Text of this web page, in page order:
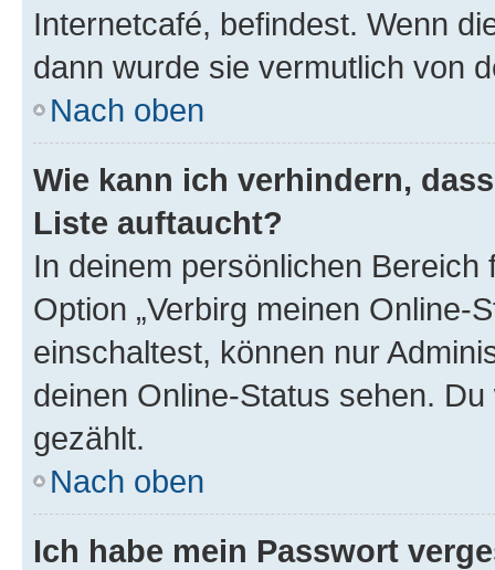
Internetcafé, befindest. Wenn
dann wurde sie vermutlich von
Nach oben
Wie kann ich verhindern,
Liste auftaucht?
In deinem persönlichen
Option „Verbirg meinen Online-
einschaltest, können nur
deinen Online-Status sehen.
gezählt.
Nach oben
Ich habe mein Passwort